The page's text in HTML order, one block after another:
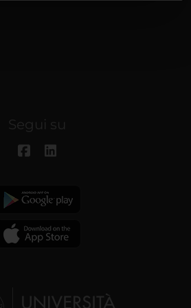
posizione geografica,
di
alla ricerca di
specifiche
digitali).
come vengono
dati personali e
. Puoi modificare
Segui su